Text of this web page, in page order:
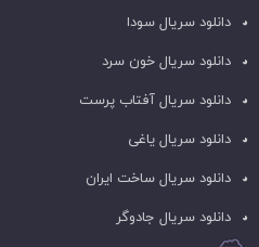
دانلود سریال سودا
دانلود سریال خون سرد
دانلود سریال آفتاب پرست
دانلود سریال یاغی
دانلود سریال ساخت ایران
دانلود سریال جادوگر